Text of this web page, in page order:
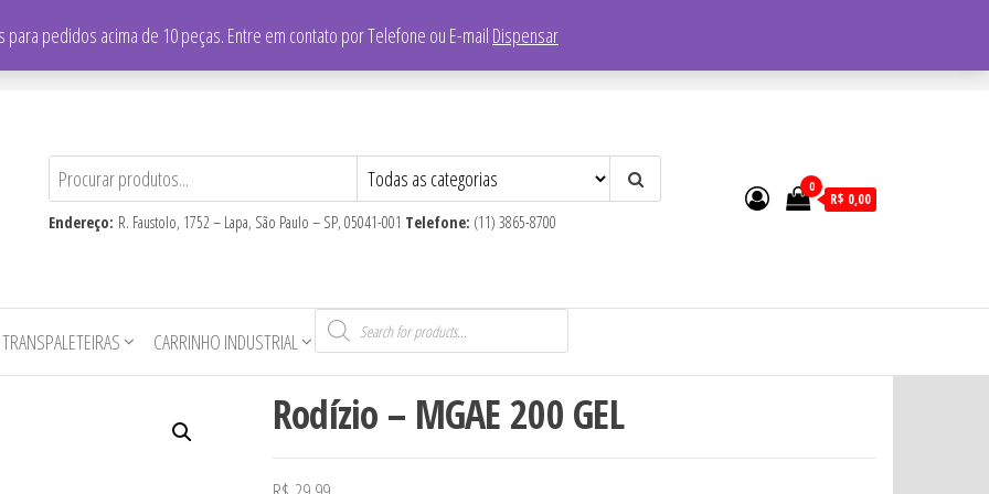
Endereço: R. Faustolo, 1752 – Lapa, São Paulo – SP, 05041-001 Telefone: (11) 3865-8700
0
R$ 0,00
CARRINHO INDUSTRIAL
Pesquisar
produtos
Rodízio – MGAE 200 GEL
para pedidos acima de 10 peças. Entre em contato por Telefone ou E-mail Dispensar